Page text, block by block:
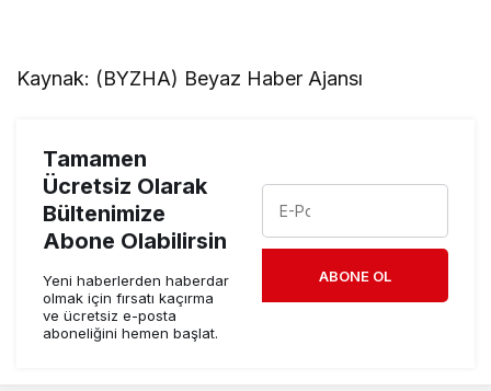
Kaynak: (BYZHA) Beyaz Haber Ajansı
Tamamen
Ücretsiz Olarak
Bültenimize
Abone Olabilirsin
Yeni haberlerden haberdar
olmak için fırsatı kaçırma
ve ücretsiz e-posta
aboneliğini hemen başlat.
ABONE OL